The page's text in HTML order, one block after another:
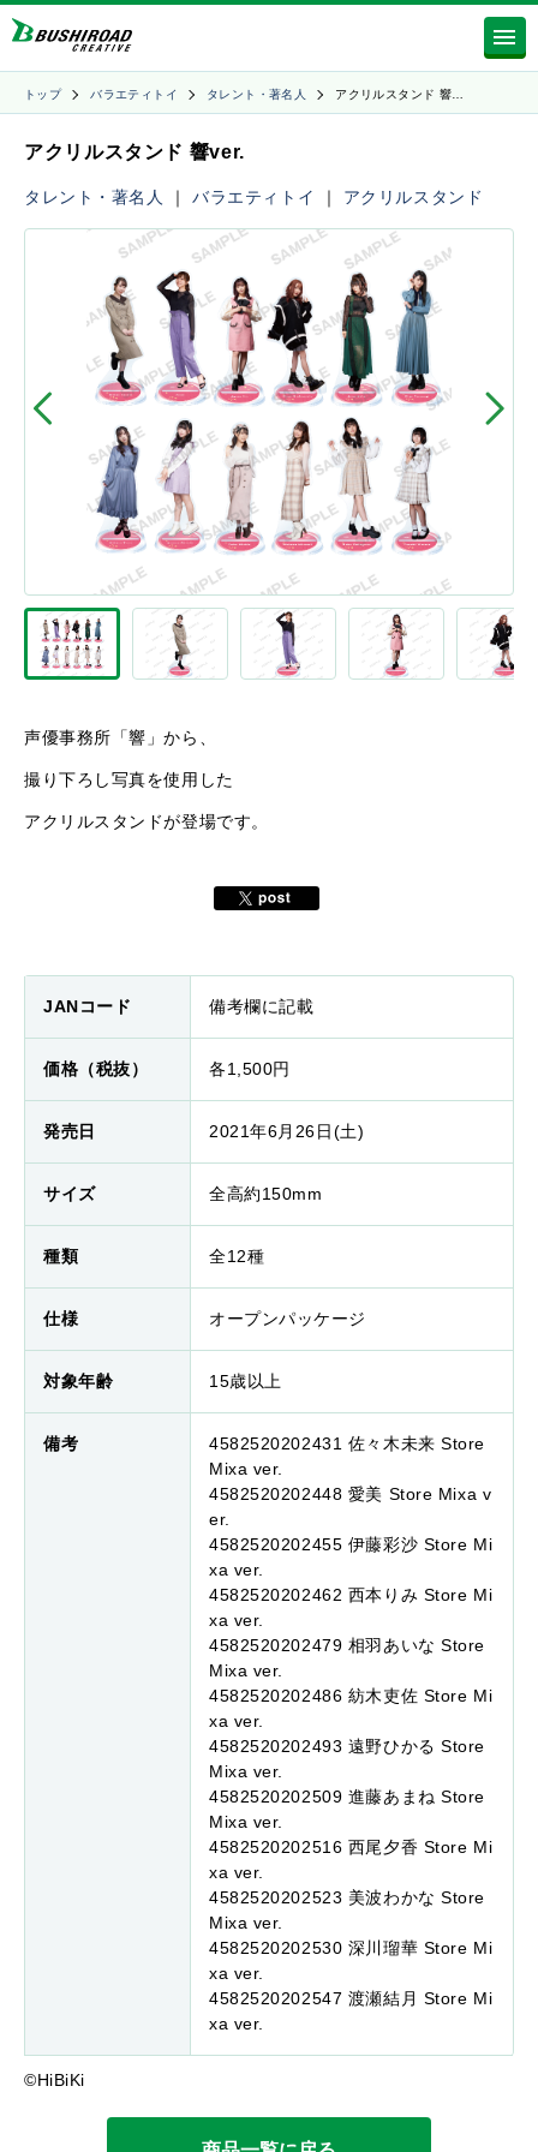
トップ バラエティトイ タレント・著名人 アクリルスタンド 響…
アクリルスタンド 響ver.
タレント・著名人 ｜バラエティトイ ｜ アクリルスタンド
声優事務所「響」から、
撮り下ろし写真を使用した
アクリルスタンドが登場です。
JANコード 備考欄に記載
価格（税抜） 各1,500円
発売日 2021年6月26日(土)
サイズ 全高約150mm
種類 全12種
仕様 オープンパッケージ
対象年齢 15歳以上
備考
4582520202431 佐々⽊未来 Store
Mixa ver.
4582520202448 愛美 Store Mixa v
er.
4582520202455 伊藤彩沙 Store Mi
xa ver.
4582520202462 ⻄本りみ Store Mi
xa ver.
4582520202479 相⽻あいな Store
Mixa ver.
4582520202486 紡⽊吏佐 Store Mi
xa ver.
4582520202493 遠野ひかる Store
Mixa ver.
4582520202509 進藤あまね Store
Mixa ver.
4582520202516 ⻄尾⼣⾹ Store Mi
xa ver.
4582520202523 美波わかな Store
Mixa ver.
4582520202530 深川瑠華 Store Mi
xa ver.
4582520202547 渡瀬結⽉ Store Mi
xa ver.
©HiBiKi